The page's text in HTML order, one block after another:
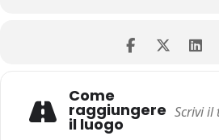
Come
raggiungere
il luogo